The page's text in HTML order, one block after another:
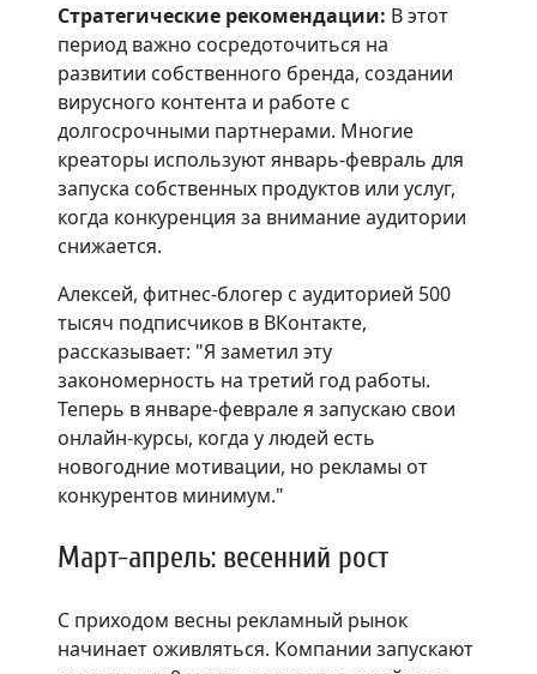
Стратегические рекомендации: В этот
период важно сосредоточиться на
развитии собственного бренда, создании
вирусного контента и работе с
долгосрочными партнерами. Многие
креаторы используют январь-февраль для
запуска собственных продуктов или услуг,
когда конкуренция за внимание аудитории
снижается.
Алексей, фитнес-блогер с аудиторией 500
тысяч подписчиков в ВКонтакте,
рассказывает: "Я заметил эту
закономерность на третий год работы.
Теперь в январе-феврале я запускаю свои
онлайн-курсы, когда у людей есть
новогодние мотивации, но рекламы от
конкурентов минимум."
Март-апрель: весенний рост
С приходом весны рекламный рынок
начинает оживляться. Компании запускают